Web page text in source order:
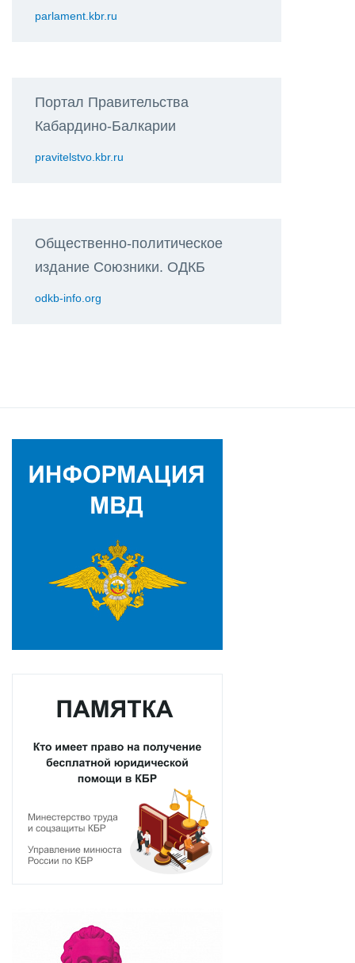
parlament.kbr.ru
Портал Правительства
Кабардино-Балкарии
pravitelstvo.kbr.ru
Общественно-политическое
издание Союзники. ОДКБ
odkb-info.org